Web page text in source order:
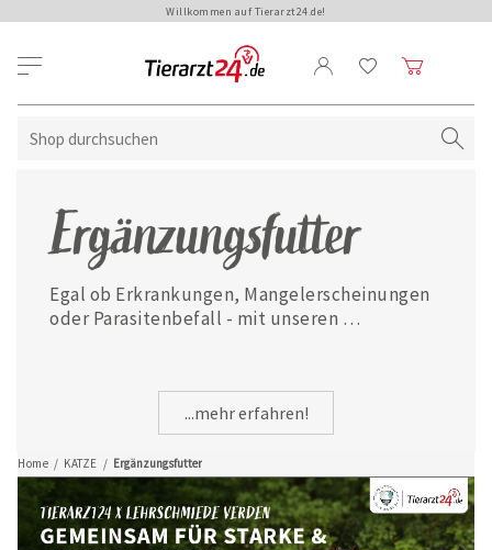
Willkommen auf Tierarzt24.de!
Home / KATZE / Ergänzungsfutter
Ergänzungsfutter
Egal ob Erkrankungen, Mangelerscheinungen
oder Parasitenbefall - mit unseren
...mehr erfahren!